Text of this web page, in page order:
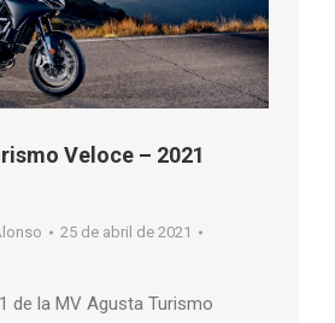
Veloce – 2021
25 de abril de 2021
de la MV Agusta Turismo